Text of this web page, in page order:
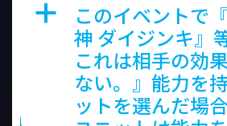
a
このイベントで
神 ダイジンキ』
これは相手の効
ない。』能力を
ットを選んだ場